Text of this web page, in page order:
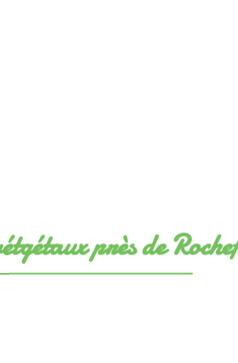
près de